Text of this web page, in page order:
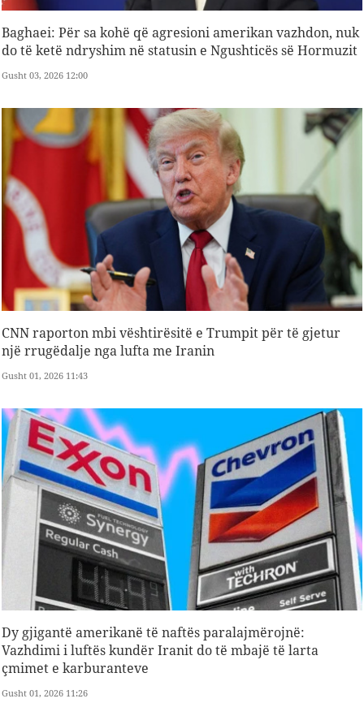
Baghaei: Për sa kohë që agresioni amerikan vazhdon, nuk
do të ketë ndryshim në statusin e Ngushticës së Hormuzit
Gusht 03, 2026 12:00
CNN raporton mbi vështirësitë e Trumpit për të gjetur
një rrugëdalje nga lufta me Iranin
Gusht 01, 2026 11:43
Dy gjigantë amerikanë të naftës paralajmërojnë:
Vazhdimi i luftës kundër Iranit do të mbajë të larta
çmimet e karburanteve
Gusht 01, 2026 11:26